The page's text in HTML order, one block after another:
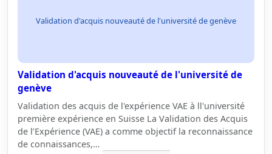
Validation d'acquis nouveauté de l'université de genève
Validation d'acquis nouveauté de l'université de
genève
Validation des acquis de l'expérience VAE à ll'université
première expérience en Suisse La Validation des Acquis
de l’Expérience (VAE) a comme objectif la reconnaissance
de connaissances,…